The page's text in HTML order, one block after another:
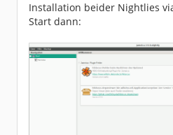
Installation beider Nightlies
Start dann: